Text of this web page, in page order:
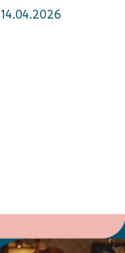
14.04.2026